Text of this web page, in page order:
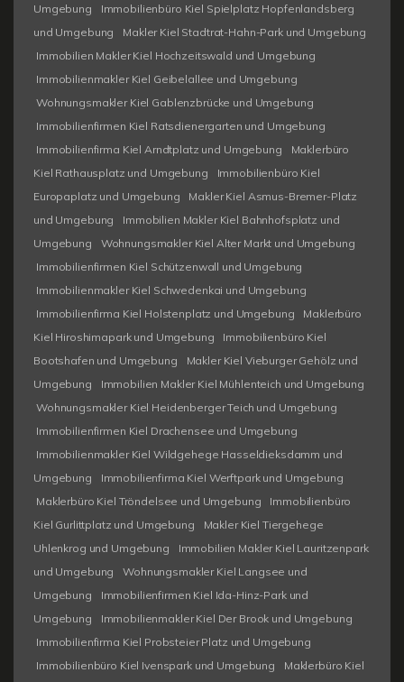
Umgebung
Immobilienbüro Kiel Spielplatz Hopfenlandsberg
und Umgebung
Makler Kiel Stadtrat-Hahn-Park und Umgebung
Immobilien Makler Kiel Hochzeitswald und Umgebung
Immobilienmakler Kiel Geibelallee und Umgebung
Wohnungsmakler Kiel Gablenzbrücke und Umgebung
Immobilienfirmen Kiel Ratsdienergarten und Umgebung
Immobilienfirma Kiel Arndtplatz und Umgebung
Maklerbüro
Kiel Rathausplatz und Umgebung
Immobilienbüro Kiel
Europaplatz und Umgebung
Makler Kiel Asmus-Bremer-Platz
und Umgebung
Immobilien Makler Kiel Bahnhofsplatz und
Umgebung
Wohnungsmakler Kiel Alter Markt und Umgebung
Immobilienfirmen Kiel Schützenwall und Umgebung
Immobilienmakler Kiel Schwedenkai und Umgebung
Immobilienfirma Kiel Holstenplatz und Umgebung
Maklerbüro
Kiel Hiroshimapark und Umgebung
Immobilienbüro Kiel
Bootshafen und Umgebung
Makler Kiel Vieburger Gehölz und
Umgebung
Immobilien Makler Kiel Mühlenteich und Umgebung
Wohnungsmakler Kiel Heidenberger Teich und Umgebung
Immobilienfirmen Kiel Drachensee und Umgebung
Immobilienmakler Kiel Wildgehege Hasseldieksdamm und
Umgebung
Immobilienfirma Kiel Werftpark und Umgebung
Maklerbüro Kiel Tröndelsee und Umgebung
Immobilienbüro
Kiel Gurlittplatz und Umgebung
Makler Kiel Tiergehege
Uhlenkrog und Umgebung
Immobilien Makler Kiel Lauritzenpark
und Umgebung
Wohnungsmakler Kiel Langsee und
Umgebung
Immobilienfirmen Kiel Ida-Hinz-Park und
Umgebung
Immobilienmakler Kiel Der Brook und Umgebung
Immobilienfirma Kiel Probsteier Platz und Umgebung
Immobilienbüro Kiel Ivenspark und Umgebung
Maklerbüro Kiel